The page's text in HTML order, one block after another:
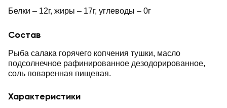
Белки – 12г, жиры – 17г, углеводы – 0г
Состав
Рыба салака горячего копчения тушки, масло
подсолнечное рафинированное дезодорированное,
соль поваренная пищевая.
Характеристики